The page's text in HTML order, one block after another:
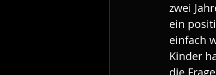
zwei
ein
einfach
Kinder